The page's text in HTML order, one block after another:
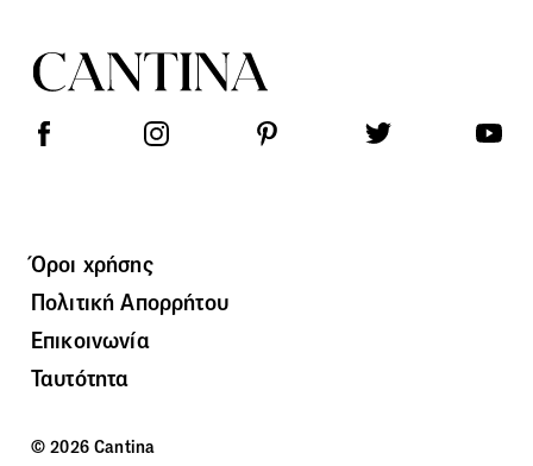
Όροι χρήσης
Πολιτική Απορρήτου
Επικοινωνία
Ταυτότητα
© 2026 Cantina